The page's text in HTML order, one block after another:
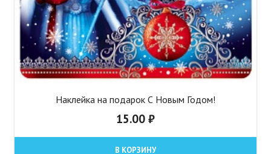
Наклейка на подарок С Новым Годом!
15.00 ₽
В КОРЗИНУ